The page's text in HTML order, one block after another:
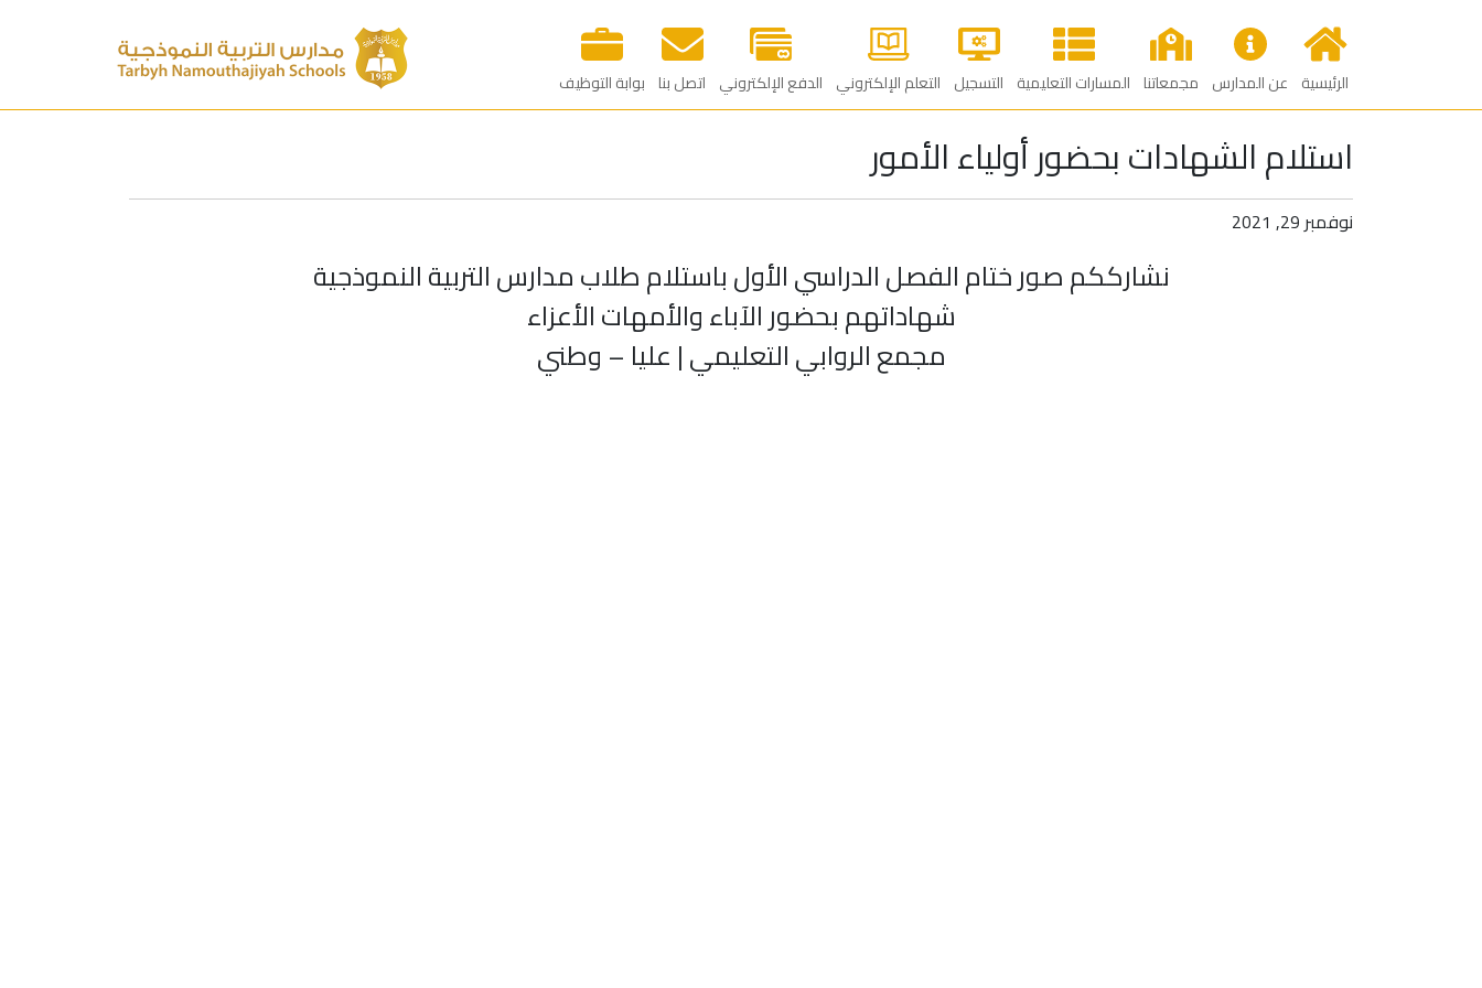
الرئيسية عن المدارس مجمعاتنا المسارات التعليمية التسجيل التعلم الإلكتروني الدفع الإلكتروني اتصل بنا بوابة التوظيف‎
استلام الشهادات بحضور أولياء الأمور
نوفمبر 29, 2021
نشارككم صور ختام الفصل الدراسي الأول باستلام طلاب مدارس التربية النموذجية
شهاداتهم بحضور الآباء والأمهات الأعزاء
مجمع الروابي التعليمي | عليا – وطني